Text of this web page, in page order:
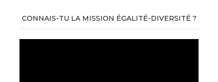
CONNAIS-TU LA MISSION ÉGALITÉ-DIVERSITÉ ?